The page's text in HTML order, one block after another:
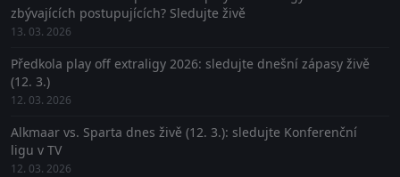
zbývajících postupujících? Sledujte živě
13. 03. 2026
Předkola play off extraligy 2026: sledujte dnešní zápasy živě
(12. 3.)
12. 03. 2026
Alkmaar vs. Sparta dnes živě (12. 3.): sledujte Konferenční
ligu v TV
12. 03. 2026